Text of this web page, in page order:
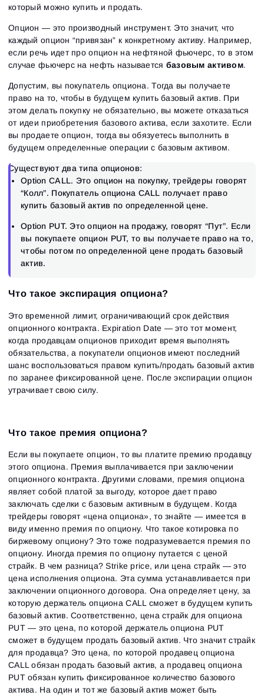
который можно купить и продать.
Опцион — это производный инструмент. Это значит, что
каждый опцион “привязан” к конкретному активу. Например,
если речь идет про опцион на нефтяной фьючерс, то в этом
случае фьючерс на нефть называется базовым активом.
Допустим, вы покупатель опциона. Тогда вы получаете
право на то, чтобы в будущем купить базовый актив. При
этом делать покупку не обязательно, вы можете отказаться
от идеи приобретения базового актива, если захотите. Если
вы продаете опцион, тогда вы обязуетесь выполнить в
будущем определенные операции с базовым активом.
Существуют два типа опционов:
Option CALL. Это опцион на покупку, трейдеры говорят
“Колл”. Покупатель опциона CALL получает право
купить базовый актив по определенной цене.
Option PUT. Это опцион на продажу, говорят “Пут”. Если
вы покупаете опцион PUT, то вы получаете право на то,
чтобы потом по определенной цене продать базовый
актив.
Что такое экспирация опциона?
Это временной лимит, ограничивающий срок действия
опционного контракта. Expiration Date — это тот момент,
когда продавцам опционов приходит время выполнять
обязательства, а покупатели опционов имеют последний
шанс воспользоваться правом купить/продать базовый актив
по заранее фиксированной цене. После экспирации опцион
утрачивает свою силу.
Что такое премия опциона?
Если вы покупаете опцион, то вы платите премию продавцу
этого опциона. Премия выплачивается при заключении
опционного контракта. Другими словами, премия опциона
являет собой платой за выгоду, которое дает право
заключать сделки с базовым активным в будущем. Когда
трейдеры говорят «цена опциона», то знайте — имеется в
виду именно премия по опциону. Что такое котировка по
биржевому опциону? Это тоже подразумевается премия по
опциону. Иногда премия по опциону путается с ценой
страйк. В чем разница? Strike price, или цена страйк — это
цена исполнения опциона. Эта сумма устанавливается при
заключении опционного договора. Она определяет цену, за
которую держатель опциона CALL сможет в будущем купить
базовый актив. Соответственно, цена страйк для опциона
PUT — это цена, по которой держатель опциона PUT
сможет в будущем продать базовый актив. Что значит страйк
для продавца? Это цена, по которой продавец опциона
CALL обязан продать базовый актив, а продавец опциона
PUT обязан купить фиксированное количество базового
актива. На один и тот же базовый актив может быть